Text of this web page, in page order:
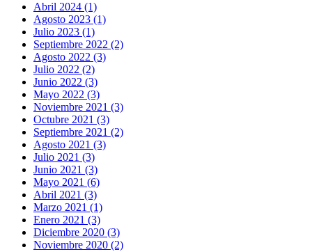
Abril 2024 (1)
Agosto 2023 (1)
Julio 2023 (1)
Septiembre 2022 (2)
Agosto 2022 (3)
Julio 2022 (2)
Junio 2022 (3)
Mayo 2022 (3)
Noviembre 2021 (3)
Octubre 2021 (3)
Septiembre 2021 (2)
Agosto 2021 (3)
Julio 2021 (3)
Junio 2021 (3)
Mayo 2021 (6)
Abril 2021 (3)
Marzo 2021 (1)
Enero 2021 (3)
Diciembre 2020 (3)
Noviembre 2020 (2)